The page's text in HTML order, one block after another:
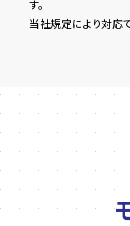
す。
当社規定により対応